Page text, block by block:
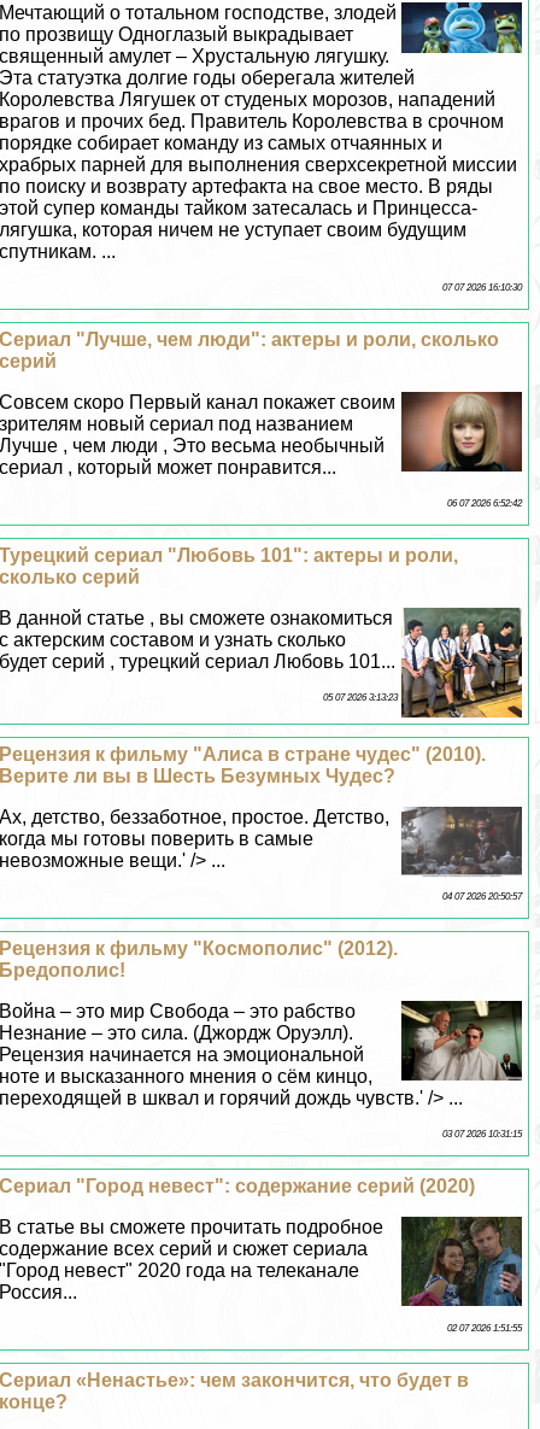
Мечтающий о тотальном господстве, злодей
по прозвищу Одноглазый выкрадывает
священный амулет – Хрустальную лягушку.
Эта статуэтка долгие годы оберегала жителей
Королевства Лягушек от студеных морозов, нападений
врагов и прочих бед. Правитель Королевства в срочном
порядке собирает комaнду из самых отчаянных и
храбрых парней для выполнения сверхсекретной миссии
по поиску и возврату артефакта на свое место. В ряды
этой супер комaнды тайком затесалась и Принцесса-
лягушка, которая ничем не уступает своим будущим
спутникам. ...
07 07 2026 16:10:30
Сериал "Лучше, чем люди": актеры и роли, сколько
серий
Совсем скоро Первый канал покажет своим
зрителям новый сериал под названием
Лучше , чем люди , Это весьма необычный
сериал , который может понравится...
06 07 2026 6:52:42
Турецкий сериал "Любовь 101": актеры и роли,
сколько серий
В данной статье , вы сможете ознакомиться
с актерским составом и узнать сколько
будет серий , турецкий сериал Любовь 101...
05 07 2026 3:13:23
Рецензия к фильму "Алиса в стране чудес" (2010).
Верите ли вы в Шесть Безумных Чудес?
Ах, детство, беззаботное, простое. Детство,
когда мы готовы поверить в самые
невозможные вещи.' /> ...
04 07 2026 20:50:57
Рецензия к фильму "Космополис" (2012).
Бредополис!
Война – это мир Свобода – это рабство
Незнание – это сила. (Джордж Оруэлл).
Рецензия начинается на эмоциональной
ноте и высказанного мнения о сём кинцо,
переходящей в шквал и горячий дождь чувств.' /> ...
03 07 2026 10:31:15
Сериал "Город невест": содержание серий (2020)
В статье вы сможете прочитать подробное
содержание всех серий и сюжет сериала
"Город невест" 2020 года на телеканале
Россия...
02 07 2026 1:51:55
Сериал «Ненастье»: чем закончится, что будет в
конце?